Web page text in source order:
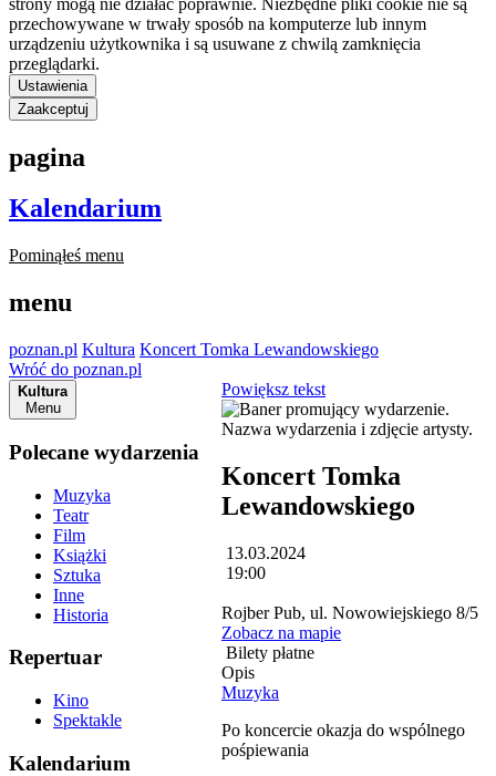
przechowywane w trwały sposób na komputerze lub innym
urządzeniu użytkownika i są usuwane z chwilą zamknięcia
przeglądarki.
Ustawienia
Zaakceptuj
pagina
Kalendarium
Pominąłeś menu
menu
poznan.pl Kultura Koncert Tomka Lewandowskiego
Wróć do poznan.pl
Kultura
Menu
Polecane wydarzenia
Muzyka
Teatr
Film
Książki
Sztuka
Inne
Historia
Repertuar
Kino
Spektakle
Kalendarium
Powiększ tekst
Koncert Tomka
Lewandowskiego
13.03.2024
19:00
Rojber Pub, ul. Nowowiejskiego 8/5
Zobacz na mapie
Bilety płatne
Opis
Muzyka
Po koncercie okazja do wspólnego
pośpiewania